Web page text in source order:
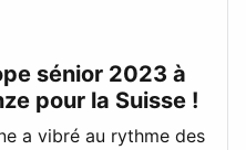
sénior 2023 à
pour la Suisse !
a vibré au rythme des